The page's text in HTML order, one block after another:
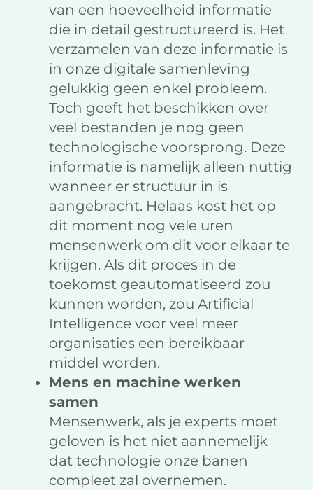
van een hoeveelheid informatie
die in detail gestructureerd is. Het
verzamelen van deze informatie is
in onze digitale samenleving
gelukkig geen enkel probleem.
Toch geeft het beschikken over
veel bestanden je nog geen
technologische voorsprong. Deze
informatie is namelijk alleen nuttig
wanneer er structuur in is
aangebracht. Helaas kost het op
dit moment nog vele uren
mensenwerk om dit voor elkaar te
krijgen. Als dit proces in de
toekomst geautomatiseerd zou
kunnen worden, zou Artificial
Intelligence voor veel meer
organisaties een bereikbaar
middel worden.
Mens en machine werken
samen
Mensenwerk, als je experts moet
geloven is het niet aannemelijk
dat technologie onze banen
compleet zal overnemen.